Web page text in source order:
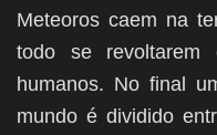
Meteoros caem na
todo se
humanos. No final
mundo é dividido